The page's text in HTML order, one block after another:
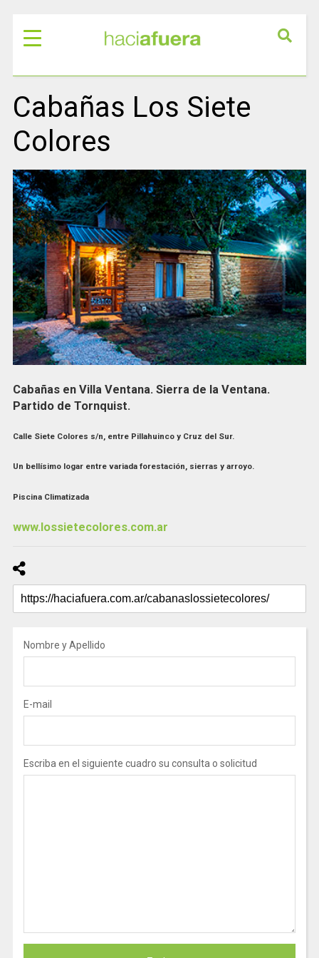
Cabañas Los Siete
Colores
Cabañas en Villa Ventana. Sierra de la Ventana.
Partido de Tornquist.
Calle Siete Colores s/n, entre Pillahuinco y Cruz del Sur.
Un bellísimo logar entre variada forestación, sierras y arroyo.
Piscina Climatizada
www.lossietecolores.com.ar
Nombre y Apellido
E-mail
Escriba en el siguiente cuadro su consulta o solicitud